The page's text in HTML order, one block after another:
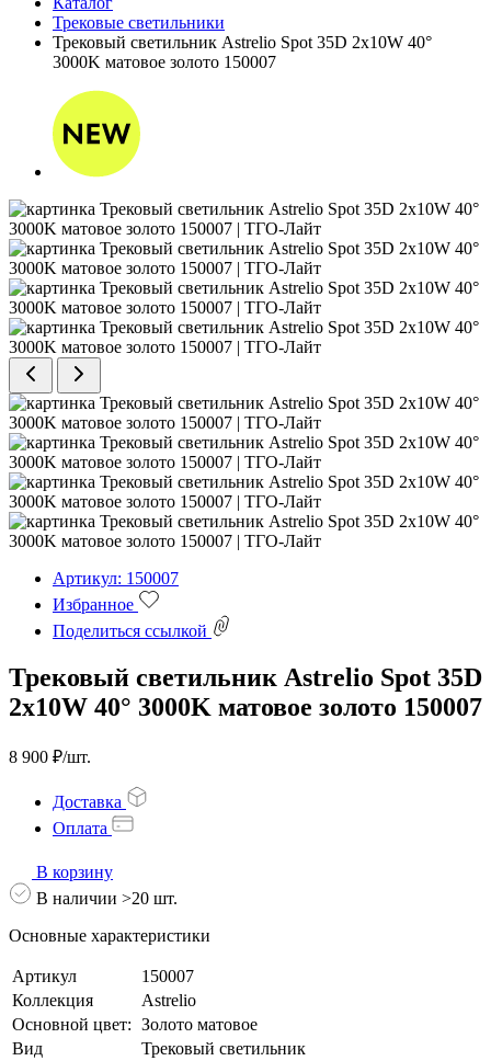
Трековые светильники
Трековый светильник Astrelio Spot 35D 2х10W 40°
3000K матовое золото 150007
Артикул: 150007
Избранное
Поделиться ссылкой
Трековый светильник Astrelio Spot 35D
2х10W 40° 3000K матовое золото 150007
8 900 ₽/шт.
Доставка
Оплата
В корзину
В наличии >20 шт.
Основные характеристики
Артикул
150007
Коллекция
Astrelio
Основной цвет: Золото матовое
Вид
Трековый светильник